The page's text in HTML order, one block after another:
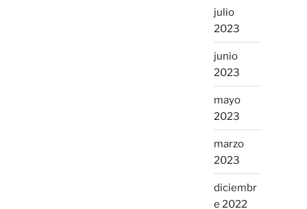
julio
2023
junio
2023
mayo
2023
marzo
2023
diciembr
e 2022